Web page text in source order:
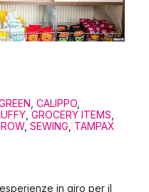
CALIPPO
GROCERY ITEMS
, SEWING TAMPAX
in giro per il